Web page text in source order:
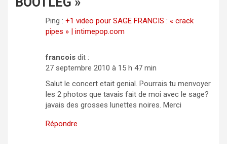
Ping : +1 video pour SAGE FRANCIS : « crack
pipes » | intimepop.com
francois dit :
27 septembre 2010 à 15 h 47 min
Salut le concert etait genial. Pourrais tu menvoyer
les 2 photos que tavais fait de moi avec le sage?
javais des grosses lunettes noires. Merci
Répondre